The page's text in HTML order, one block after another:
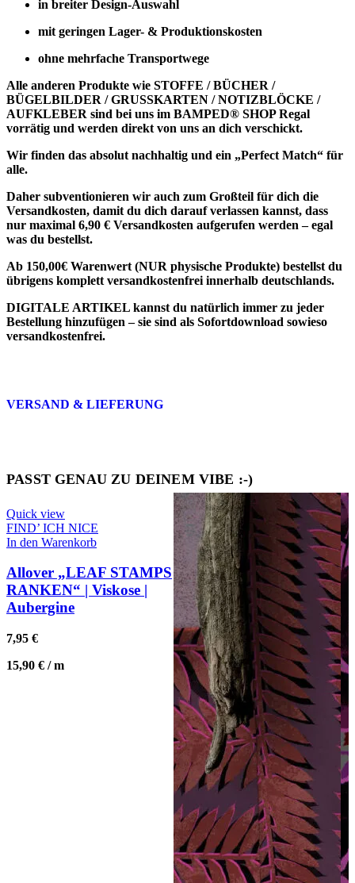
in breiter Design-Auswahl
mit geringen Lager- & Produktionskosten
ohne mehrfache Transportwege
Alle anderen Produkte wie STOFFE / BÜCHER /
BÜGELBILDER / GRUSSKARTEN / NOTIZBLÖCKE /
AUFKLEBER sind bei uns im BAMPED® SHOP Regal
vorrätig und werden direkt von uns an dich verschickt.
Wir finden das absolut nachhaltig und ein „Perfect Match“ für
alle.
Daher subventionieren wir auch zum Großteil für dich die
Versandkosten, damit du dich darauf verlassen kannst, dass
nur maximal 6,90 € Versandkosten aufgerufen werden – egal
was du bestellst.
Ab 150,00€ Warenwert (NUR physische Produkte) bestellst du
übrigens komplett versandkostenfrei innerhalb deutschlands.
DIGITALE ARTIKEL kannst du natürlich immer zu jeder
Bestellung hinzufügen – sie sind als Sofortdownload sowieso
versandkostenfrei.
VERSAND & LIEFERUNG
PASST GENAU ZU DEINEM VIBE :-)
Quick view
FIND’ ICH NICE
In den Warenkorb
Allover „LEAF STAMPS
RANKEN“ | Viskose |
Aubergine
7,95 €
15,90 € /m